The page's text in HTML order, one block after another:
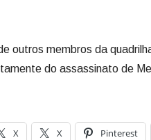
outros membros da
do assassinato de
X X Pinterest